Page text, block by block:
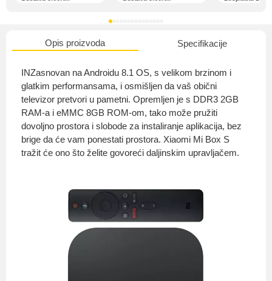
Opis proizvoda Specifikacije
INZasnovan na Androidu 8.1 OS, s velikom brzinom i
glatkim performansama, i osmišljen da vaš obični
televizor pretvori u pametni. Opremljen je s DDR3 2GB
RAM-a i eMMC 8GB ROM-om, tako može pružiti
dovoljno prostora i slobode za instaliranje aplikacija, bez
brige da će vam ponestati prostora. Xiaomi Mi Box S
tražit će ono što želite govoreći daljinskim upravljačem.
O nama
Privatnost kupca
Uvjeti i odredbe